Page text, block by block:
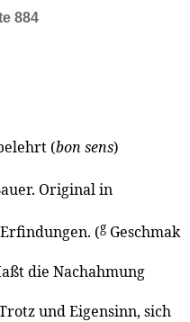
884
(bon sens)
Original in
(g Geschmak
die Nachahmung
und Eigensinn, sich